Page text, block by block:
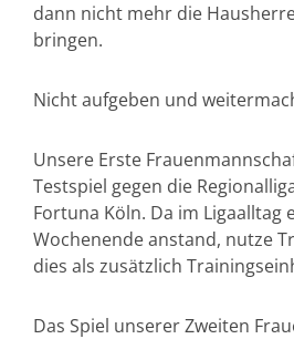
dann nicht mehr die
bringen.
Nicht aufgeben und
Unsere Erste
Testspiel gegen die
Fortuna Köln. Da im Ligaalltag
Wochenende anstand, nutze
dies als zusätzlich
Das Spiel unserer Zweiten